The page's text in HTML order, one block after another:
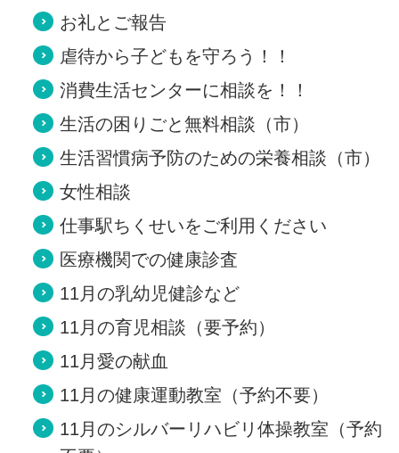
お礼とご報告
虐待から子どもを守ろう！！
消費生活センターに相談を！！
生活の困りごと無料相談（市）
生活習慣病予防のための栄養相談（市）
女性相談
仕事駅ちくせいをご利用ください
医療機関での健康診査
11月の乳幼児健診など
11月の育児相談（要予約）
11月愛の献血
11月の健康運動教室（予約不要）
11月のシルバーリハビリ体操教室（予約